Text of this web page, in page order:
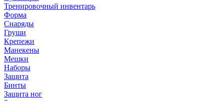
Тренировочный инвентарь
Форма
Снаряды
Груши
Крепежи
Манекены
Мешки
Наборы
Защита
Бинты
Защита ног